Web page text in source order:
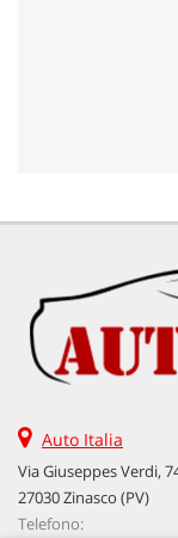
Auto Italia
Via Giuseppes Verdi,
27030 Zinasco (PV)
Telefono: